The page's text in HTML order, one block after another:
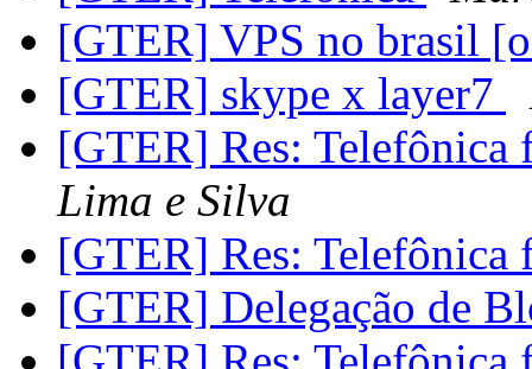
[GTER] VPS no brasil
[GTER] skype x layer7
[GTER] Res: Telefônica
Lima e Silva
[GTER] Res: Telefônica
[GTER] Delegação de